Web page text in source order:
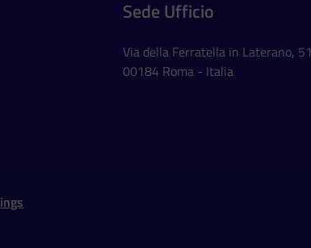
Sede Ufficio
Via della Ferratella in Laterano, 51
00184 Roma - Italia